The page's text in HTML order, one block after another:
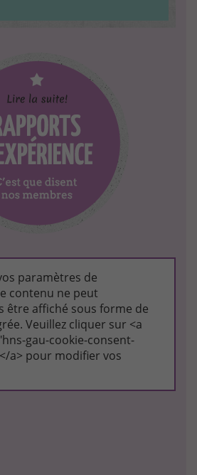
paramètres de
contenu ne peut
être affiché sous forme de
Veuillez cliquer sur <a
gau-cookie-consent-
a> pour modifier vos